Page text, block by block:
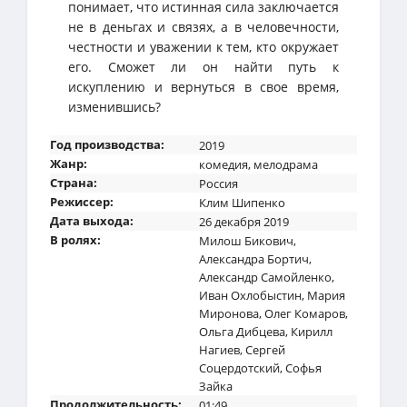
понимает, что истинная сила заключается
не в деньгах и связях, а в человечности,
честности и уважении к тем, кто окружает
его. Сможет ли он найти путь к
искуплению и вернуться в свое время,
изменившись?
Год производства:
2019
Жанр:
комедия, мелодрама
Страна:
Россия
Режиссер:
Клим Шипенко
Дата выхода:
26 декабря 2019
В ролях:
Милош Бикович,
Александра Бортич,
Александр Самойленко,
Иван Охлобыстин, Мария
Миронова,Олег Комаров,
Ольга Дибцева, Кирилл
Нагиев,Сергей
Соцердотский,Софья
Зайка